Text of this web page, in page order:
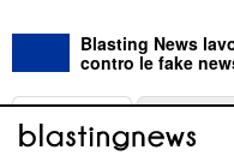
Blasting News
contro le fake
ABOUT